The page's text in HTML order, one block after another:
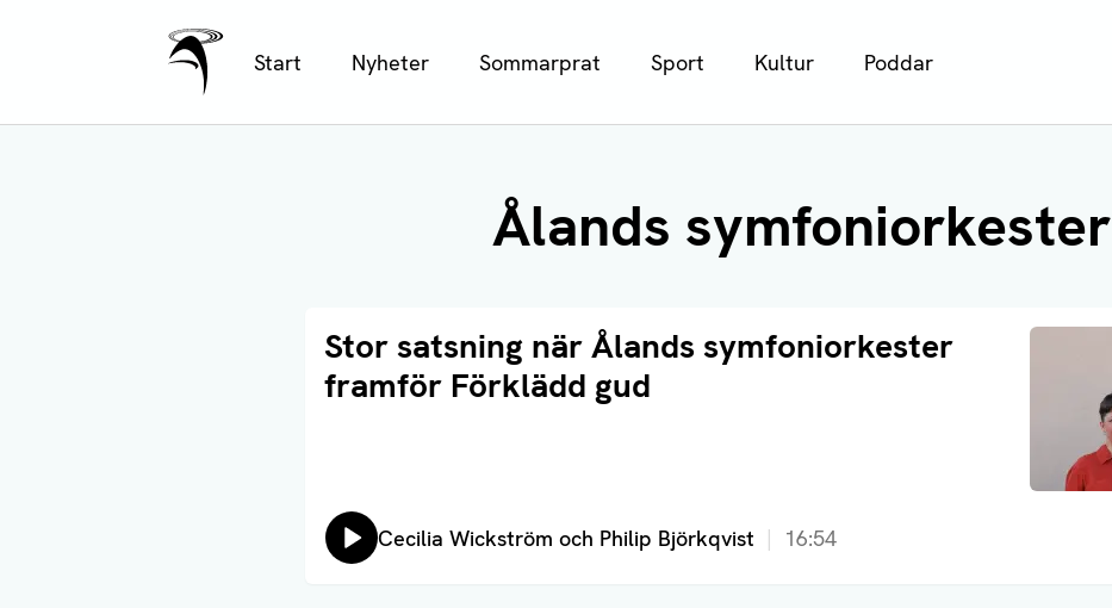
Ålands Radio & TV
Start Nyheter Sommarprat Sport Kultur Poddar
Ålands symfoniorkester
Stor satsning när Ålands symfoniorkester
framför Förklädd gud
Läs artikel
Lyssna på:
Cecilia Wickström och Philip Björkqvist 16:54